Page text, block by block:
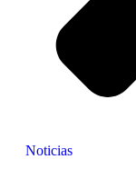
Noticias